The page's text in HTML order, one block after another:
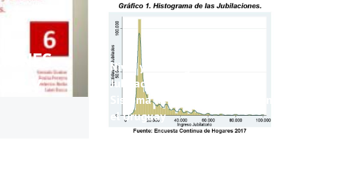
Y
Nivel y Heterogeneidad de las
Jubilaciones y Pensiones del
Sistema de Seguridad Social en
el Uruguay